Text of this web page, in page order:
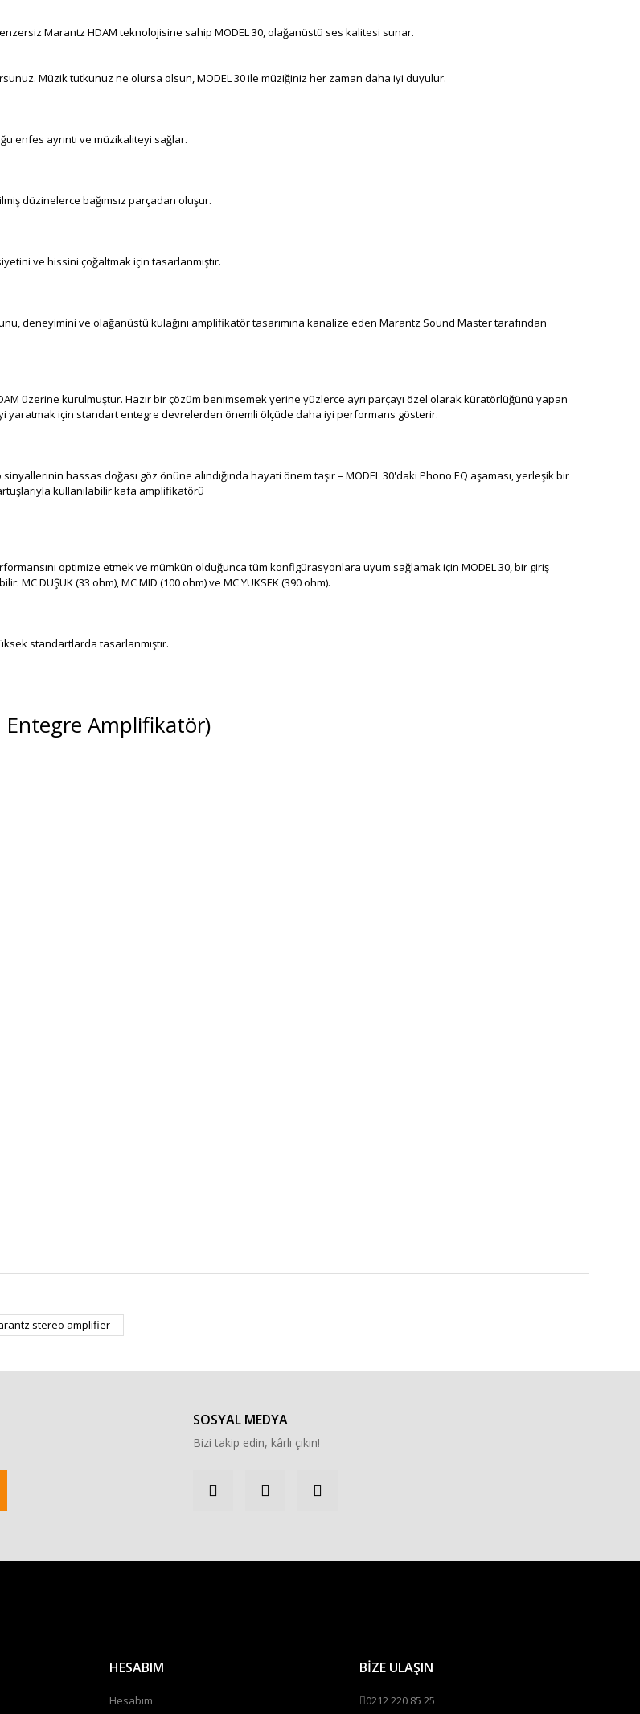
Marantz HDAM teknolojisine sahip MODEL 30, olağanüstü ses kalitesi sunar.
Müzik tutkunuz ne olursa olsun, MODEL 30 ile müziğiniz her zaman daha iyi duyulur.
enfes ayrıntı ve müzikaliteyi sağlar.
düzinelerce bağımsız parçadan oluşur.
ve hissini çoğaltmak için tasarlanmıştır.
deneyimini ve olağanüstü kulağını amplifikatör tasarımına kanalize eden Marantz Sound Master tarafından
üzerine kurulmuştur. Hazır bir çözüm benimsemek yerine yüzlerce ayrı parçayı özel olarak küratörlüğünü yapan
yaratmak için standart entegre devrelerden önemli ölçüde daha iyi performans gösterir.
hassas doğası göz önüne alındığında hayati önem taşır – MODEL 30'daki Phono EQ aşaması, yerleşik bir
kullanılabilir kafa amplifikatörü
optimize etmek ve mümkün olduğunca tüm konfigürasyonlara uyum sağlamak için MODEL 30, bir giriş
MC DÜŞÜK (33 ohm), MC MID (100 ohm) ve MC YÜKSEK (390 ohm).
standartlarda tasarlanmıştır.
Entegre Amplifikatör)
Bu ürüne ilk yorumu siz yapın!
Yorum Yaz
stereo amplifier
SOSYAL MEDYA
Bizi takip edin, kârlı çıkın!
HESABIM
Hesabım
BİZE ULAŞIN
0212 220 85 25